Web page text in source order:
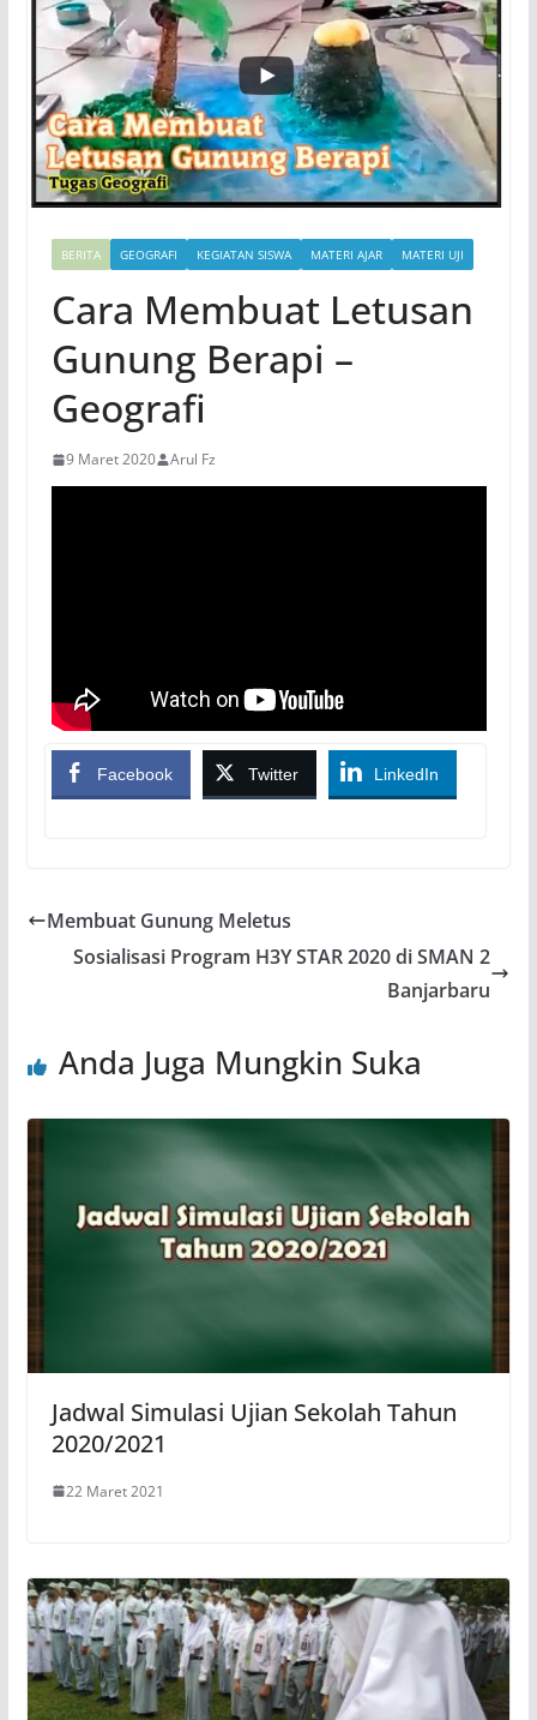
BERITA GEOGRAFI KEGIATAN SISWA MATERI AJAR MATERI UJI
Cara Membuat Letusan
Gunung Berapi –
Geografi
9 Maret 2020 Arul Fz
Facebook Twitter LinkedIn
Membuat Gunung Meletus
Sosialisasi Program H3Y STAR 2020 di SMAN 2
Banjarbaru
Anda Juga Mungkin Suka
Jadwal Simulasi Ujian Sekolah Tahun
2020/2021
22 Maret 2021